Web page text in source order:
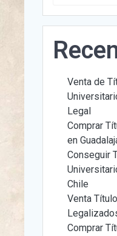
Venta de
Legal
Comprar
en
Conseguir
Chile
Venta
Comprar